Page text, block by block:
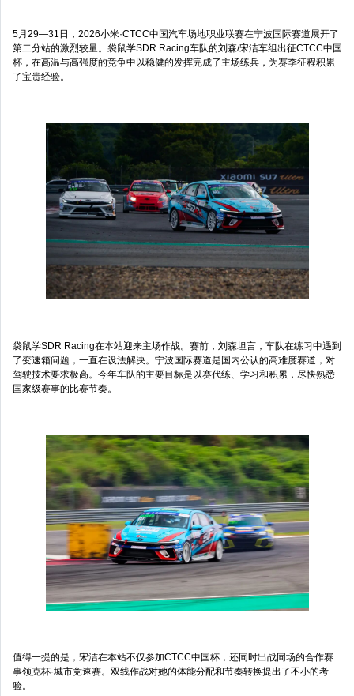
5月29—31日，2026小米·CTCC中国汽车场地职业联赛在宁波国际赛道展开了
第二分站的激烈较量。袋鼠学SDR Racing车队的刘森/宋洁车组出征CTCC中国
杯，在高温与高强度的竞争中以稳健的发挥完成了主场练兵，为赛季征程积累
了宝贵经验。
袋鼠学SDR Racing在本站迎来主场作战。赛前，刘森坦言，车队在练习中遇到
了变速箱问题，一直在设法解决。宁波国际赛道是国内公认的高难度赛道，对
驾驶技术要求极高。今年车队的主要目标是以赛代练、学习和积累，尽快熟悉
国家级赛事的比赛节奏。
值得一提的是，宋洁在本站不仅参加CTCC中国杯，还同时出战同场的合作赛
事领克杯·城市竞速赛。双线作战对她的体能分配和节奏转换提出了不小的考
验。